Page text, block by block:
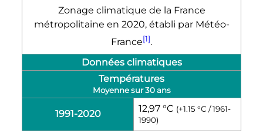
Zonage climatique de la France
métropolitaine en 2020, établi par Météo-
France[1].
Données climatiques
Températures
Moyenne sur 30 ans
1991-2020 12,97 °C (+1.15 °C / 1961-
1990)